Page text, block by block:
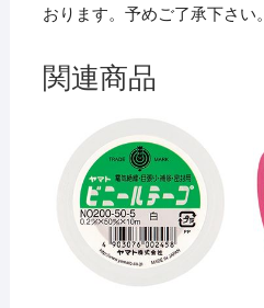
おります。予めご了承下さい。
関連商品